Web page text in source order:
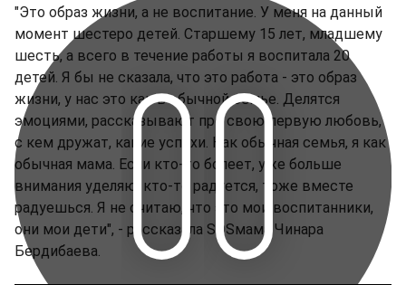
"Это образ жизни, а не воспитание. У меня на данный
момент шестеро детей. Старшему 15 лет, младшему
шесть, а всего в течение работы я воспитала 20
детей. Я бы не сказала, что это работа - это образ
жизни, у нас это как в обычной семье. Делятся
эмоциями, рассказывают про свою первую любовь,
с кем дружат, какие успехи. Как обычная семья, я как
обычная мама. Если кто-то болеет, уже больше
внимания уделяю, кто-то радуется, тоже вместе
радуешься. Я не считаю, что это мои воспитанники,
они мои дети", - рассказала SOSмама Чинара
Бердибаева.